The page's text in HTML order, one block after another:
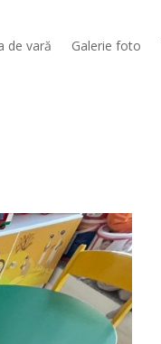
de vară Galerie foto